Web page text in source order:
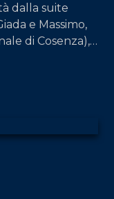
dalla suite
e Massimo,
di Cosenza),